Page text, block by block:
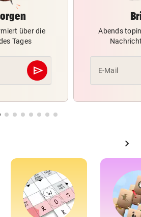
über die
Tages
send
Abschicken
Abends
E-Mail
chevron_right